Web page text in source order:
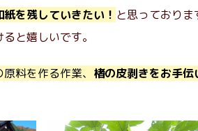
紙を残していきたい！ と思っており
と嬉しいです。
料を作る作業、 楮の皮剥きをお手伝